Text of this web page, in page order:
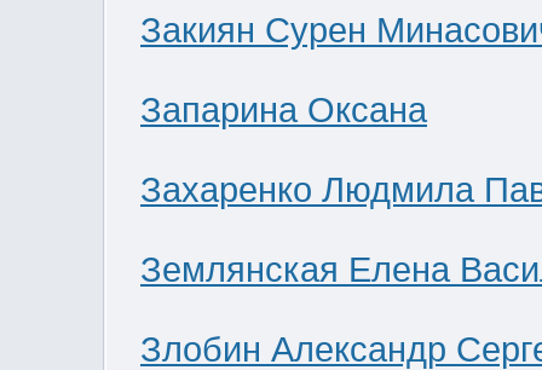
Закиян Сурен
Запарина Оксана
Захаренко Людмила
Землянская Елена
Злобин Александр